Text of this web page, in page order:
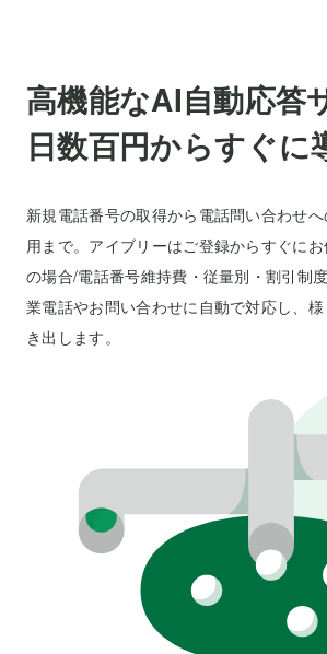
高機能なAI自動応答
日数百円からすぐに
新規電話番号の取得から電話問い合わせ
用まで。アイブリーはご登録からすぐに
の場合/電話番号維持費・従量別・割引制
業電話やお問い合わせに自動で対応し、
き出します。